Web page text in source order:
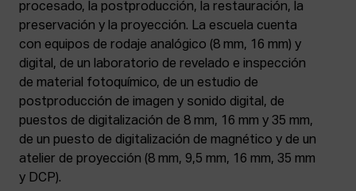
procesado, la postproducción, la restauración, la
preservación y la proyección. La escuela cuenta
con equipos de rodaje analógico (8 mm, 16 mm) y
digital, de un laboratorio de revelado e inspección
de material fotoquímico, de un estudio de
postproducción de imagen y sonido digital, de
puestos de digitalización de 8 mm, 16 mm y 35 mm,
de un puesto de digitalización de magnético y de un
atelier de proyección (8 mm, 9,5 mm, 16 mm, 35 mm
y DCP).